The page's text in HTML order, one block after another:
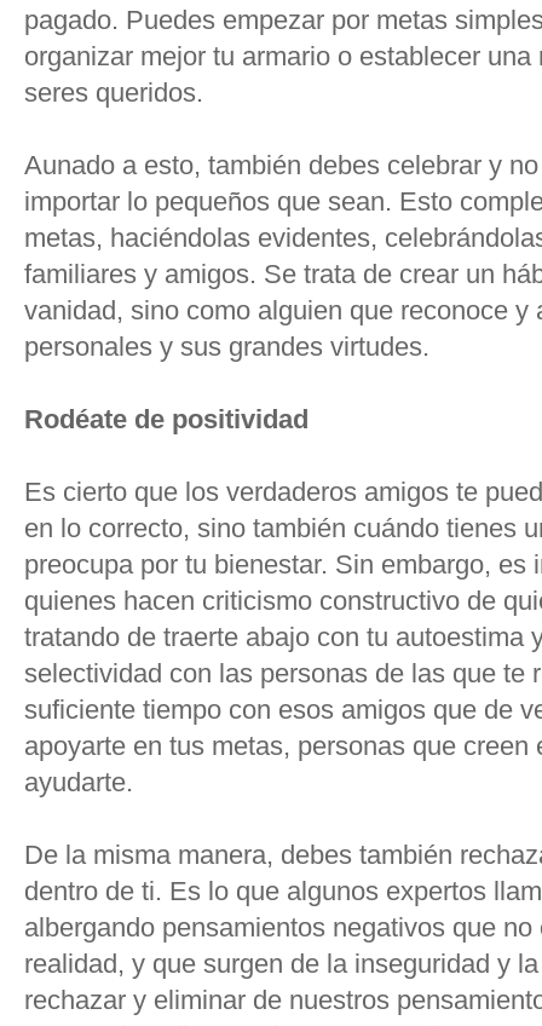
pagado. Puedes empezar por metas
organizar mejor tu armario o establecer
seres queridos.
Aunado a esto, también debes celebrar y
importar lo pequeños que sean. Esto
metas, haciéndolas evidentes,
familiares y amigos. Se trata de crear un
vanidad, sino como alguien que reconoce y
personales y sus grandes virtudes.
Rodéate de positividad
Es cierto que los verdaderos amigos te
en lo correcto, sino también cuándo tienes
preocupa por tu bienestar. Sin embargo, es
quienes hacen criticismo constructivo de
tratando de traerte abajo con tu autoestima
selectividad con las personas de las que te
suficiente tiempo con esos amigos que de
apoyarte en tus metas, personas que
ayudarte.
De la misma manera, debes también
dentro de ti. Es lo que algunos expertos
albergando pensamientos negativos que
realidad, y que surgen de la inseguridad y
rechazar y eliminar de nuestros